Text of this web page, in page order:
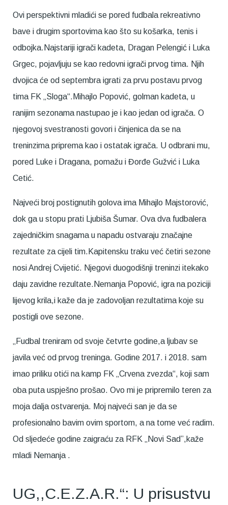
Ovi perspektivni mladići se pored fudbala rekreativno
bave i drugim sportovima kao što su košarka, tenis i
odbojka.Najstariji igrači kadeta, Dragan Pelengić i Luka
Grgec, pojavljuju se kao redovni igrači prvog tima. Njih
dvojica će od septembra igrati za prvu postavu prvog
tima FK „Sloga“.Mihajlo Popović, golman kadeta, u
ranijim sezonama nastupao je i kao jedan od igrača. O
njegovoj svestranosti govori i činjenica da se na
treninzima priprema kao i ostatak igrača. U odbrani mu,
pored Luke i Dragana, pomažu i Đorđe Gužvić i Luka
Cetić.
Najveći broj postignutih golova ima Mihajlo Majstorović,
dok ga u stopu prati Ljubiša Šumar. Ova dva fudbalera
zajedničkim snagama u napadu ostvaraju značajne
rezultate za cijeli tim.Kapitensku traku već četiri sezone
nosi Andrej Cvijetić. Njegovi duogodišnji treninzi itekako
daju zavidne rezultate.Nemanja Popović, igra na poziciji
lijevog krila,i kaže da je zadovoljan rezultatima koje su
postigli ove sezone.
„Fudbal treniram od svoje četvrte godine,a ljubav se
javila već od prvog treninga. Godine 2017. i 2018. sam
imao priliku otići na kamp FK „Crvena zvezda“, koji sam
oba puta uspješno prošao. Ovo mi je pripremilo teren za
moja dalja ostvarenja. Moj najveći san je da se
profesionalno bavim ovim sportom, a na tome već radim.
Od sljedeće godine zaigraću za RFK „Novi Sad”,kaže
mladi Nemanja .
UG,,C.E.Z.A.R.“: U prisustvu